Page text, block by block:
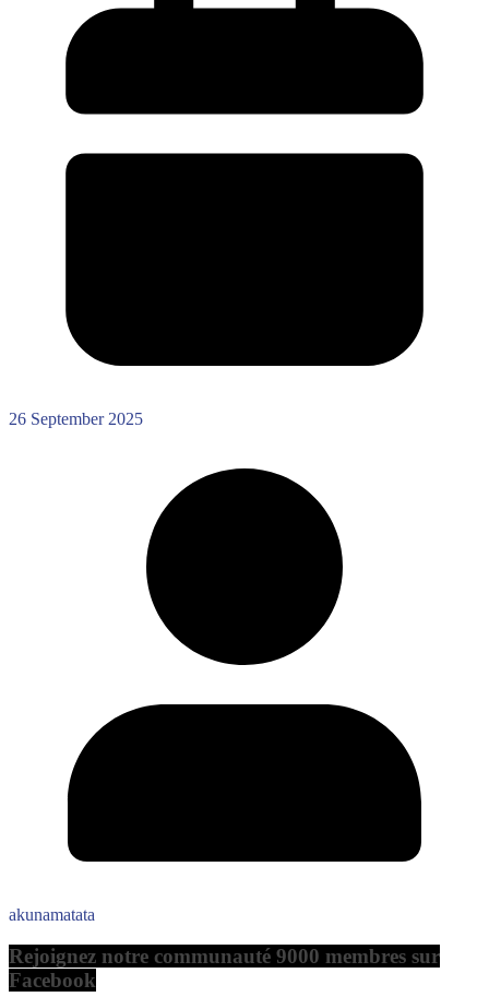
26 September 2025
akunamatata
Rejoignez notre communauté 9000 membres sur
Facebook